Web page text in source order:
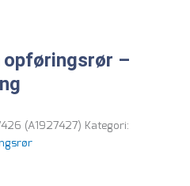
opføringsrør –
(A1927427) Kategori: